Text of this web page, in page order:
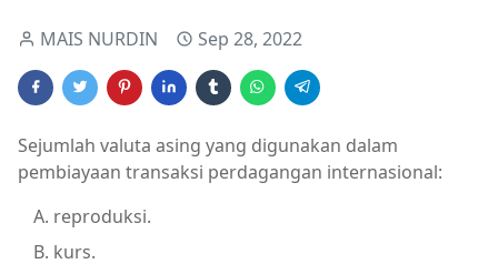
MAIS NURDIN Sep 28, 2022
Sejumlah valuta asing yang digunakan dalam
pembiayaan transaksi perdagangan internasional:
reproduksi.
kurs.